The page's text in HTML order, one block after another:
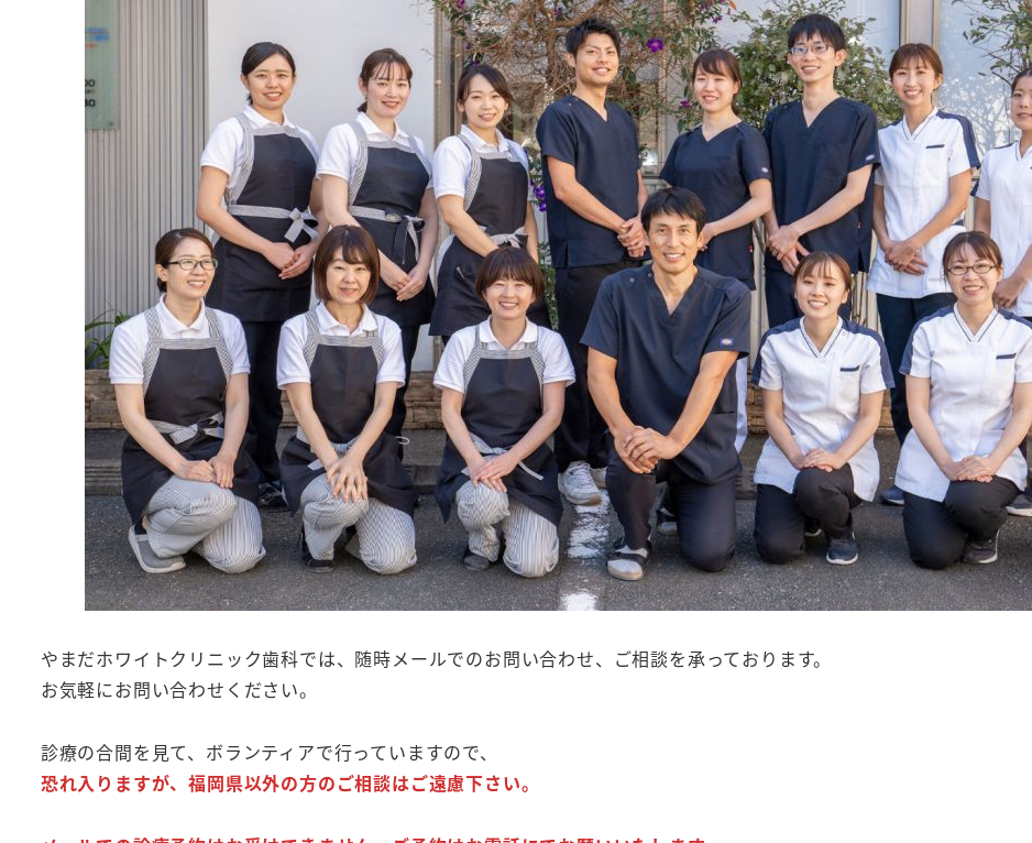
やまだホワイトクリニック歯科では、随時メールでのお問い合わせ、ご相談を承っております。
お気軽にお問い合わせください。
診療の合間を見て、ボランティアで行っていますので、
恐れ入りますが、福岡県以外の方のご相談はご遠慮下さい。